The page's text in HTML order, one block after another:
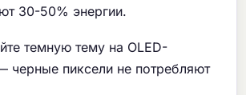
30-50% энергии.
темную тему на OLED-
черные пиксели не потребляют